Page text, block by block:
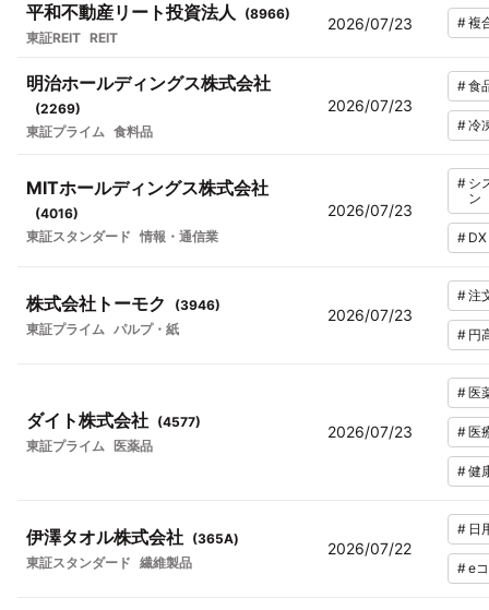
平和不動産リート投資法人 (8966)
東証REIT REIT
2026/07/23 #複
明治ホールディングス株式会社
(2269)
東証プライム 食料品
2026/07/23
#食
#冷
MITホールディングス株式会社
(4016)
東証スタンダード 情報・通信業
2026/07/23
# シ
ン
# DX
株式会社トーモク (3946)
東証プライム パルプ・紙
2026/07/23
#注
# 円
ダイト株式会社 (4577)
東証プライム
医薬品
2026/07/23
#医
#医
#健
伊澤タオル株式会社 (365A)
東証スタンダード 繊維製品
2026/07/22
# 日
#e